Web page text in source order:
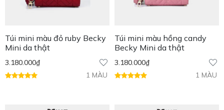
Túi mini màu đỏ ruby Becky
Mini da thật
3.180.000₫
1 MÀU
Túi mini màu hồng candy
Becky Mini da thật
3.180.000₫
1 MÀU